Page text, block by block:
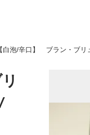
【白泡/辛口】 ブラン・ブリ